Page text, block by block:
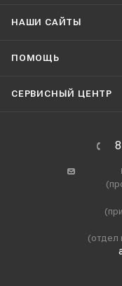
НАШИ CАЙТЫ
ПОМОЩЬ
СЕРВИСНЫЙ ЦЕНТР
(отдел